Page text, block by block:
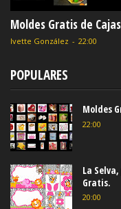
Moldes Gratis de
Ivette González - 22:00
POPULARES
Moldes
22:00
La
Gratis.
20:00